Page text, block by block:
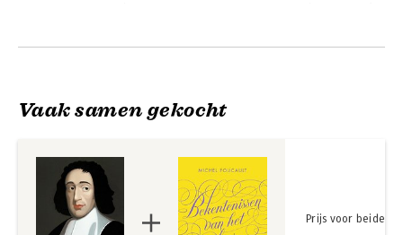
gespecialiseerd in literatuurtheorie en Franse literatuur uit de
Bij Home Academy zijn van hem de volgende hoorcolleges
goede leven (samen met Joep Dohmen) en Tien Geboden
revisited (samen met Hans Achterhuis).
Andere boeken door Maarten van
Vaak samen gekocht
Prijs voor beide